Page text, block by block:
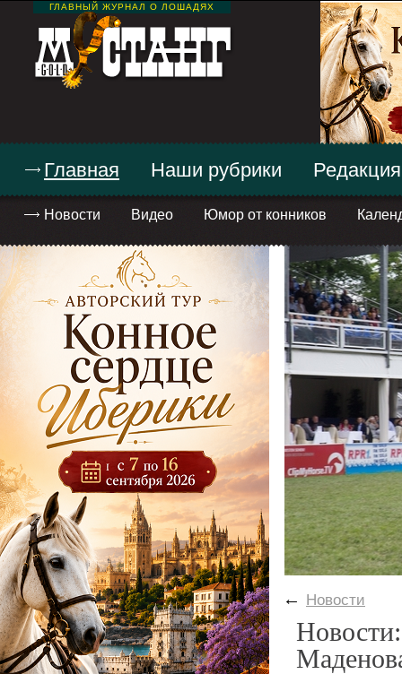
ГЛАВНЫЙ ЖУРНАЛ О ЛОШАДЯХ
Главная
Новости Видео Юмор от конников
Наши рубрики Редакция
← Новости